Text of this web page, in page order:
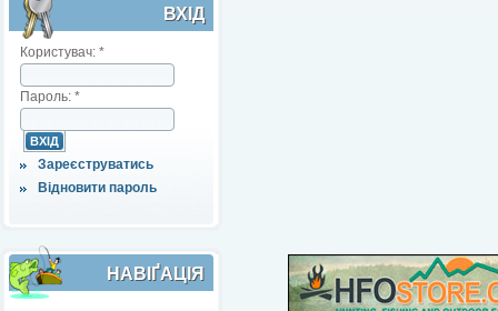
ВХІД
Користувач: *
Пароль: *
Зареєструватись
Відновити пароль
НАВІҐАЦІЯ